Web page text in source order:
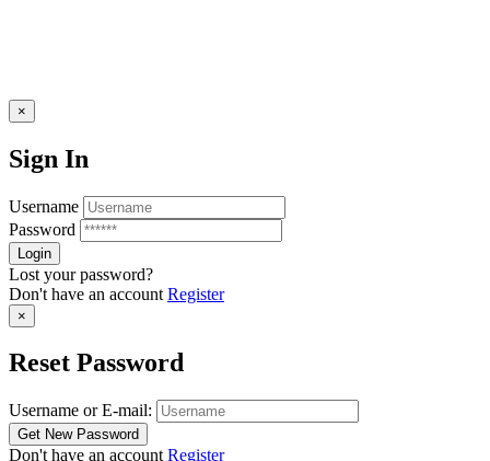
×
Sign In
Username
Password
Lost your password?
Don't have an account Register
×
Reset Password
Username or E-mail:
Don't have an account Register